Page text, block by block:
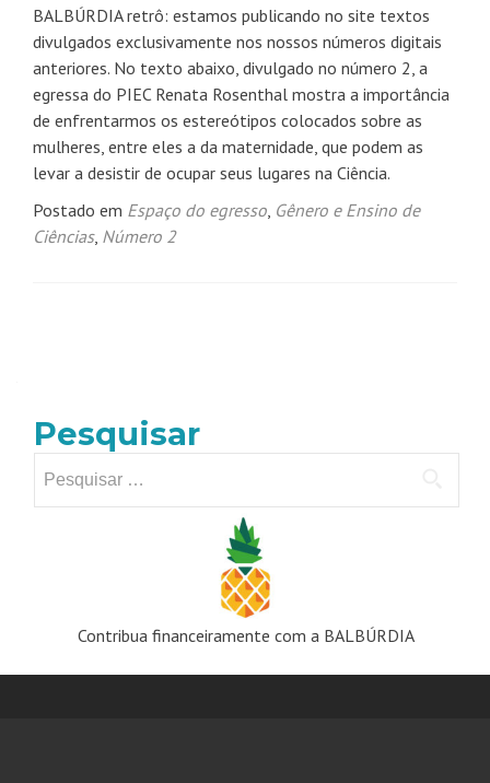
BALBÚRDIA retrô: estamos publicando no site textos
divulgados exclusivamente nos nossos números digitais
anteriores. No texto abaixo, divulgado no número 2, a
egressa do PIEC Renata Rosenthal mostra a importância
de enfrentarmos os estereótipos colocados sobre as
mulheres, entre eles a da maternidade, que podem as
levar a desistir de ocupar seus lugares na Ciência.
Postado em Espaço do egresso, Gênero e Ensino de
Ciências, Número 2
Pesquisar
por:
Contribua financeiramente com a BALBÚRDIA